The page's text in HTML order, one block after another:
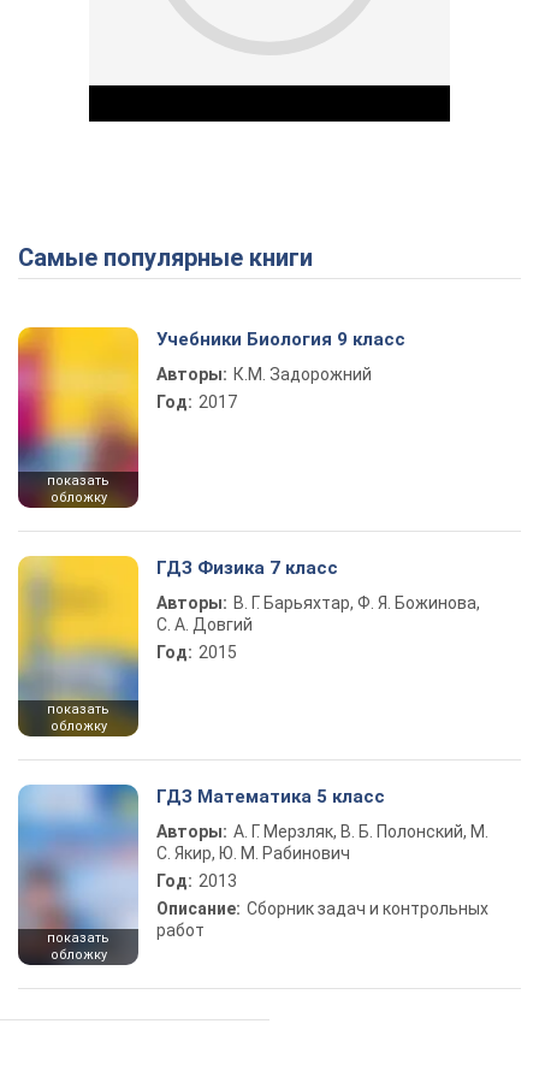
Play Video
Самые популярные книги
показать
обложку
Учебники Биология 9 класс
Авторы: К.М. Задорожний
Год: 2017
показать
обложку
ГДЗ Физика 7 класс
Авторы: В. Г. Барьяхтар, Ф. Я. Божинова,
С. А. Довгий
Год: 2015
показать
обложку
ГДЗ Математика 5 класс
Авторы: А. Г. Мерзляк, В. Б. Полонский, М.
С. Якир, Ю. М. Рабинович
Год: 2013
Описание: Сборник задач и контрольных
работ